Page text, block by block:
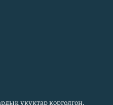
укуктар корголгон.